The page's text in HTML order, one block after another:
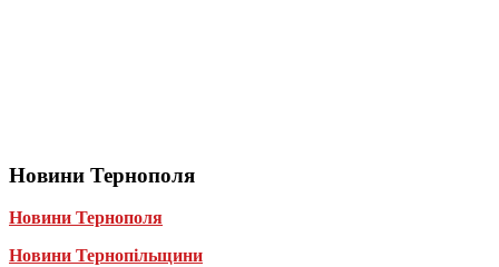
Новини Тернополя
Новини Тернополя
Новини Тернопільщини